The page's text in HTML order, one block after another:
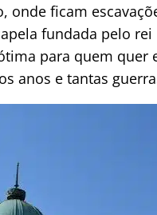
onde ficam
fundada pelo
para quem
anos e tantas